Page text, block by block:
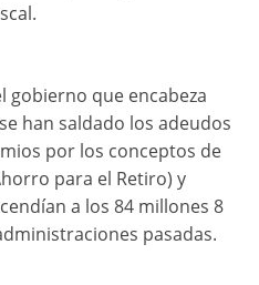
gobierno que encabeza
han saldado los adeudos
por los conceptos de
para el Retiro) y
a los 84 millones 8
pasadas.